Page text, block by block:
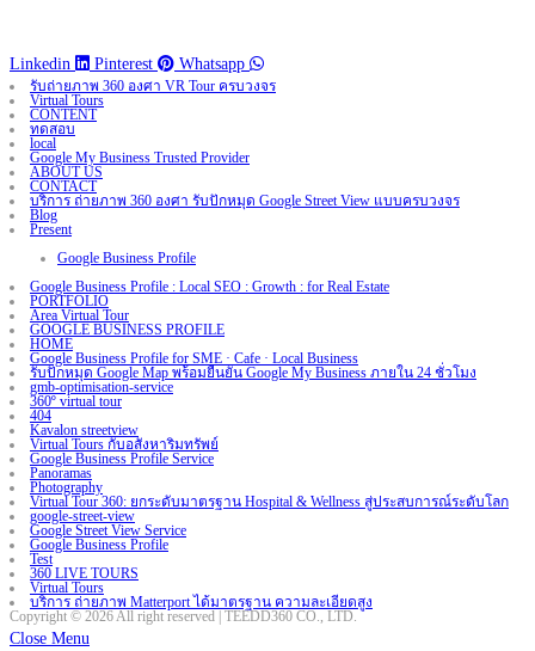
Linkedin Pinterest Whatsapp
รับถ่ายภาพ 360 องศา VR Tour ครบวงจร
Virtual Tours
CONTENT
ทดสอบ
local
Google My Business Trusted Provider
ABOUT US
CONTACT
บริการ ถ่ายภาพ 360 องศา รับปักหมุด Google Street View แบบครบวงจร
Blog
Present
Google Business Profile
Google Business Profile : Local SEO : Growth : for Real Estate
PORTFOLIO
Area Virtual Tour
GOOGLE BUSINESS PROFILE
HOME
Google Business Profile for SME · Cafe · Local Business
รับปักหมุด Google Map พร้อมยืนยัน Google My Business ภายใน 24 ชั่วโมง
gmb-optimisation-service
360º virtual tour
404
Kavalon streetview
Virtual Tours กับอสังหาริมทรัพย์
Google Business Profile Service
Panoramas
Photography
Virtual Tour 360: ยกระดับมาตรฐาน Hospital & Wellness สู่ประสบการณ์ระดับโลก
google-street-view
Google Street View Service
Google Business Profile
Test
360 LIVE TOURS
Virtual Tours
บริการ ถ่ายภาพ Matterport ได้มาตรฐาน ความละเอียดสูง
Copyright © 2026 All right reserved | TEEDD360 CO., LTD.
Close Menu